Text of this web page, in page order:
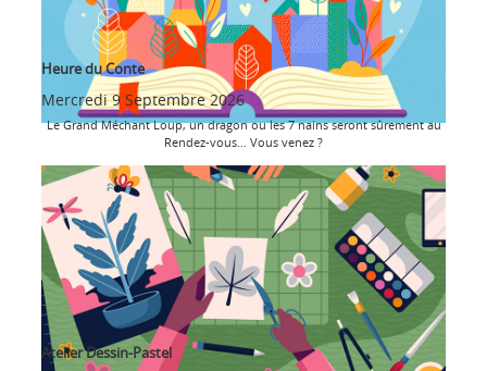
Heure du Conte
Mercredi 9 Septembre 2026
Le Grand Méchant Loup, un dragon ou les 7 nains seront sûrement au
Rendez-vous… Vous venez ?
Atelier Dessin-Pastel